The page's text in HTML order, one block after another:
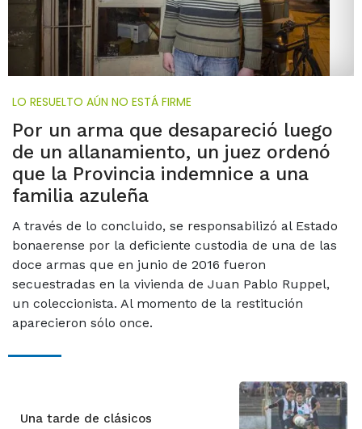
LO RESUELTO AÚN NO ESTÁ FIRME
Por un arma que desapareció luego
de un allanamiento, un juez ordenó
que la Provincia indemnice a una
familia azuleña
A través de lo concluido, se responsabilizó al Estado
bonaerense por la deficiente custodia de una de las
doce armas que en junio de 2016 fueron
secuestradas en la vivienda de Juan Pablo Ruppel,
un coleccionista. Al momento de la restitución
aparecieron sólo once.
Una tarde de clásicos